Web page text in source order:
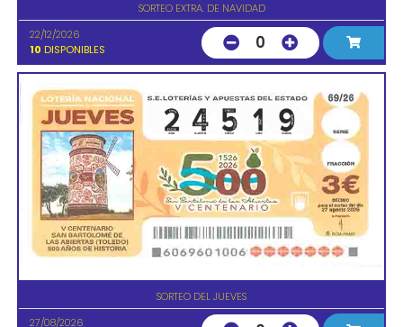
SORTEO EXTRA. DE NAVIDAD
22/12/2026
10 DISPONIBLES 0
SORTEO DEL JUEVES
27/08/2026